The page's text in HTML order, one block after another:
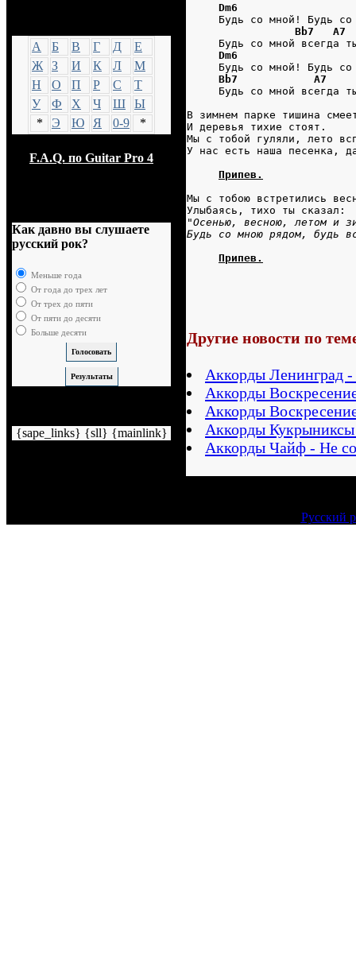
А
Б В Г Д
Е
Ж
З И К Л
М
Н
О П Р С
Т
У
Ф Х Ч Ш
Ы
*
Э Ю Я 0-9 *
F.A.Q. по Guitar Pro 4
Как давно вы слушаете
русский рок?
Меньше года
От года до трех лет
От трех до пяти
От пяти до десяти
Больше десяти
{sape_links} {sll} {mainlink}
Dm6
Будь со мной! Будь со
Bb7   A7
Будь со мной всегда
Dm6
Будь со мной! Будь со
Bb7            A7
Будь со мной всегда
В зимнем парке тишина
И деревья тихие стоят.
Мы с тобой гуляли, лето
У нас есть наша песенка,
Припев.
Мы с тобою встретились
Улыбаясь, тихо ты сказал:
"Осенью, весною, летом и
Будь со мною рядом, будь
Припев.
Другие новости по
Аккорды Ленинград
Аккорды
Аккорды
Аккорды
Аккорды Чайф - Не
Русский